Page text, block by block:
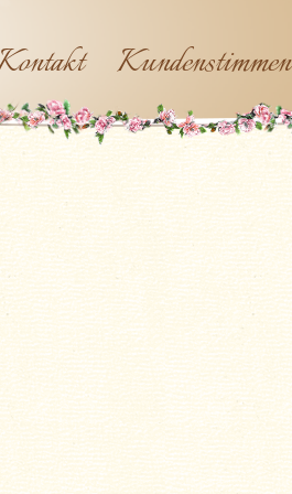
Kundenstimmen